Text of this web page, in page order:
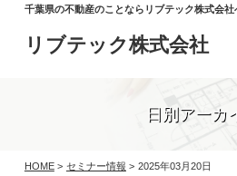
千葉県の不動産のことならリブテック株式会社
リブテック株式会社
日別アーカ
HOME> セミナー情報 > 2025年03月20日